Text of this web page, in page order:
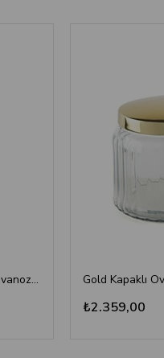
Gümüş Kapaklı Oval Fitilli Cam Kavanoz 19x13x16 cm - Dekoratif Metal Kulplu
₺2.359,00